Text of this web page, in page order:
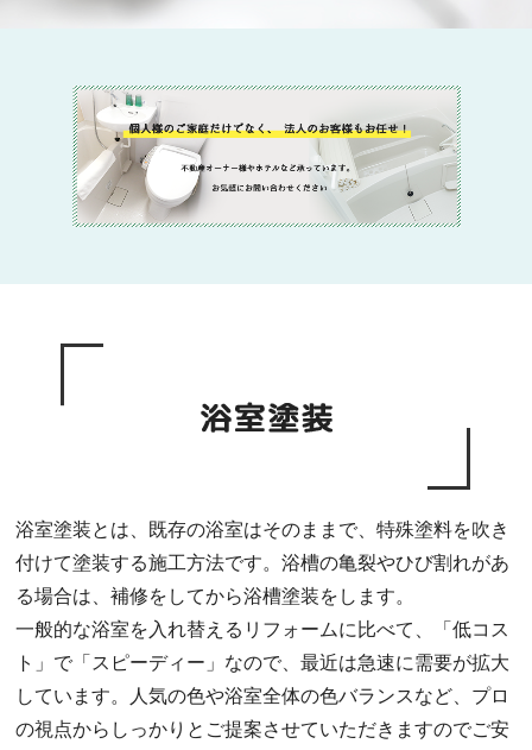
浴室塗装とは、既存の浴室はそのままで、特殊塗料を吹き
付けて塗装する施工方法です。浴槽の亀裂やひび割れがあ
る場合は、補修をしてから浴槽塗装をします。
一般的な浴室を入れ替えるリフォームに比べて、「低コス
ト」で「スピーディー」なので、最近は急速に需要が拡大
しています。人気の色や浴室全体の色バランスなど、プロ
の視点からしっかりとご提案させていただきますのでご安